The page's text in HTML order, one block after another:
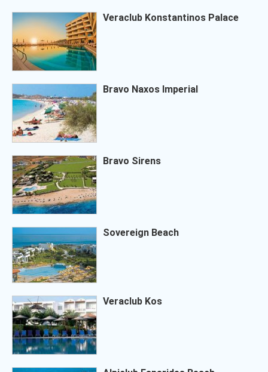
Veraclub Konstantinos Palace
Bravo Naxos Imperial
Bravo Sirens
Sovereign Beach
Veraclub Kos